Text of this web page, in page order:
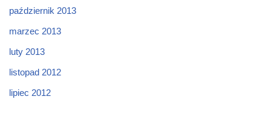
październik 2013
marzec 2013
luty 2013
listopad 2012
lipiec 2012